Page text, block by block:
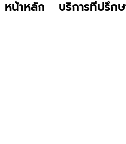
หน้าหลัก
บริการที่ปรึกษ